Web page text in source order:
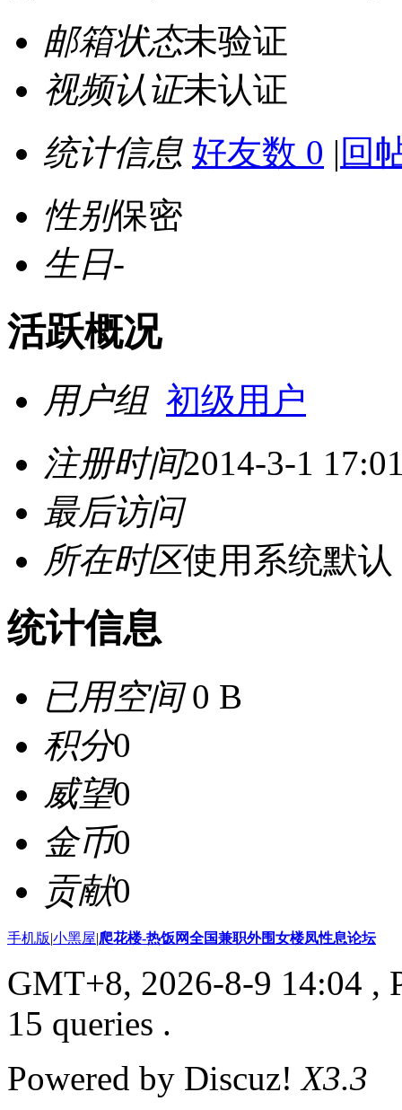
邮箱状态未验证
视频认证未认证
统计信息 好友数 0 | 回
性别保密
生日-
活跃概况
用户组 初级用户
注册时间2014-3-1
最后访问
所在时区使用系统默认
统计信息
已用空间0 B
积分0
威望0
金币0
贡献0
手机版|小黑屋|爬花楼-热饭网全国兼职外围女楼凤性息论坛
GMT+8, 2026-8-9 14:04 ,
15 queries .
Powered by Discuz!X3.3